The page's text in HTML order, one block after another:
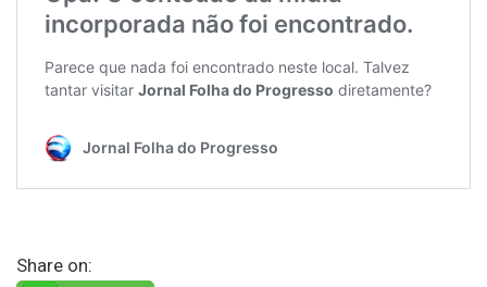
Share on: